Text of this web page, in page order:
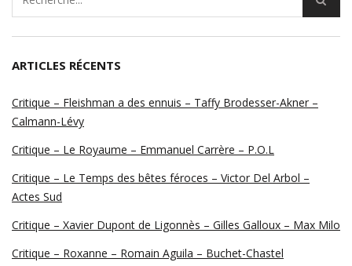
ARTICLES RÉCENTS
Critique – Fleishman a des ennuis – Taffy Brodesser-Akner –
Calmann-Lévy
Critique – Le Royaume – Emmanuel Carrère – P.O.L
Critique – Le Temps des bêtes féroces – Victor Del Arbol –
Actes Sud
Critique – Xavier Dupont de Ligonnès – Gilles Galloux – Max Milo
Critique – Roxanne – Romain Aguila – Buchet-Chastel